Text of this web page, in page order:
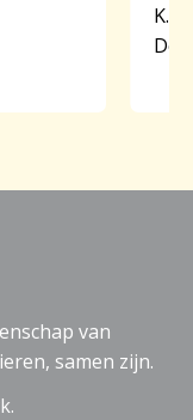
K.
De
van
samen zijn.